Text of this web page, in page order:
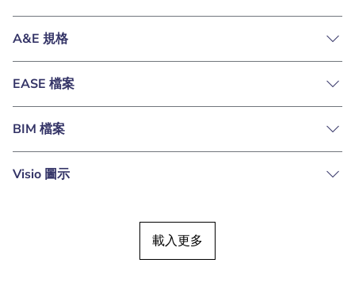
A&E 規格
EASE 檔案
BIM 檔案
Visio 圖示
載入更多